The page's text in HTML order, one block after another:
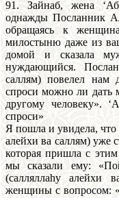
91. Зайнаб, жена
однажды Посланник
обращаясь к
милостыню даже из
домой и сказала
нуждающийся.
саллям) повелел нам
спроси можно ли дать
другому человеку».
спроси»
Я пошла и увидела, что
алейхи ва саллям) уже
которая пришла с
мы сказали ему:
(салляллаhу
женщины с вопросом: